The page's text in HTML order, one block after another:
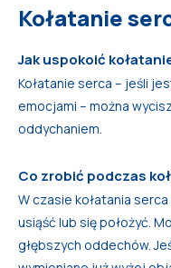
Kołatanie
Jak uspokoić
Kołatanie serca – jeśli
emocjami – można
oddychaniem.
Co zrobić podczas
W czasie kołatania
usiąść lub się położyć.
głębszych oddechów.